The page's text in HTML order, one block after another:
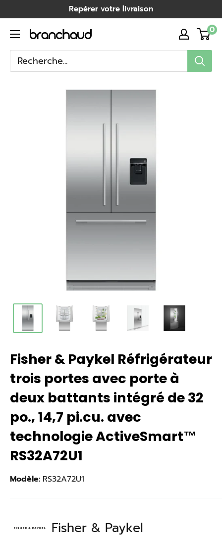
au
contenu
Repérer votre livraison
Branchaud
0
Fisher & Paykel Réfrigérateur
trois portes avec porte à
deux battants intégré de 32
po., 14,7 pi.cu. avec
technologie ActiveSmart™
RS32A72U1
Modèle: RS32A72U1
Fisher & Paykel